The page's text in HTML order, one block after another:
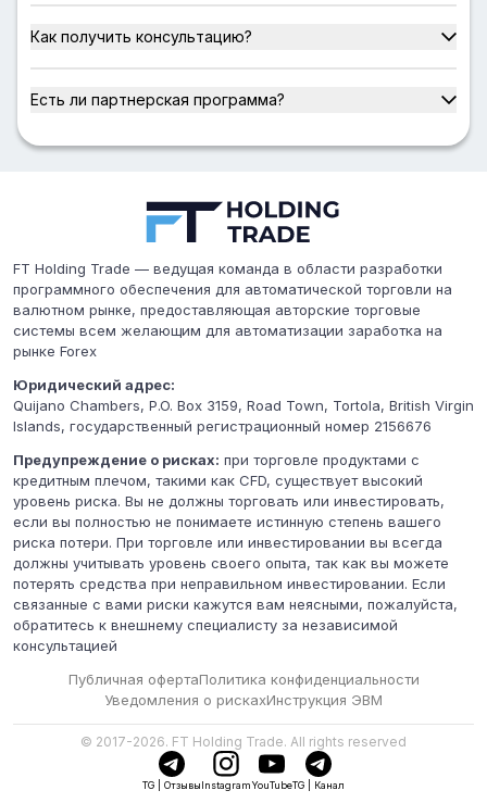
Как получить консультацию?
Есть ли партнерская программа?
FT Holding Trade — ведущая команда в области разработки
программного обеспечения для автоматической торговли на
валютном рынке, предоставляющая авторские торговые
системы всем желающим для автоматизации заработка на
рынке Forex
Юридический адрес:
Quijano Chambers, P.O. Box 3159, Road Town, Tortola, British Virgin
Islands, государственный регистрационный номер 2156676
Предупреждение о рисках: при торговле продуктами с
кредитным плечом, такими как CFD, существует высокий
уровень риска. Вы не должны торговать или инвестировать,
если вы полностью не понимаете истинную степень вашего
риска потери. При торговле или инвестировании вы всегда
должны учитывать уровень своего опыта, так как вы можете
потерять средства при неправильном инвестировании. Если
связанные с вами риски кажутся вам неясными, пожалуйста,
обратитесь к внешнему специалисту за независимой
консультацией
Публичная офертаПолитика конфиденциальности
Уведомления о рискахИнструкция ЭВМ
© 2017-2026. FT Holding Trade. All rights reserved
TG | ОтзывыInstagramYouTubeTG | Канал